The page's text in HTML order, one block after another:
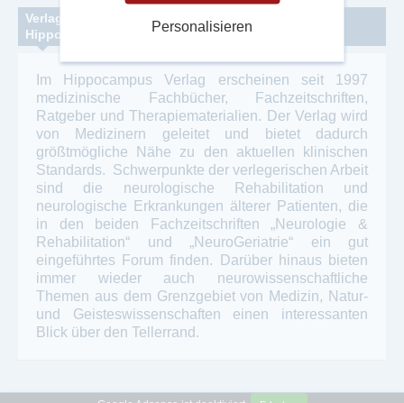
Verlags-Vita
Hippocampus Verlag KG
Im Hippocampus Verlag erscheinen seit 1997
medizinische Fachbücher, Fachzeitschriften,
Ratgeber und Therapiematerialien. Der Verlag wird
von Medizinern geleitet und bietet dadurch
größtmögliche Nähe zu den aktuellen klinischen
Standards. Schwerpunkte der verlegerischen Arbeit
sind die neurologische Rehabilitation und
neurologische Erkrankungen älterer Patienten, die
in den beiden Fachzeitschriften „Neurologie &
Rehabilitation“ und „NeuroGeriatrie“ ein gut
eingeführtes Forum finden. Darüber hinaus bieten
immer wieder auch neurowissenschaftliche
Themen aus dem Grenzgebiet von Medizin, Natur-
und Geisteswissenschaften einen interessanten
Blick über den Tellerrand.
Personalisieren